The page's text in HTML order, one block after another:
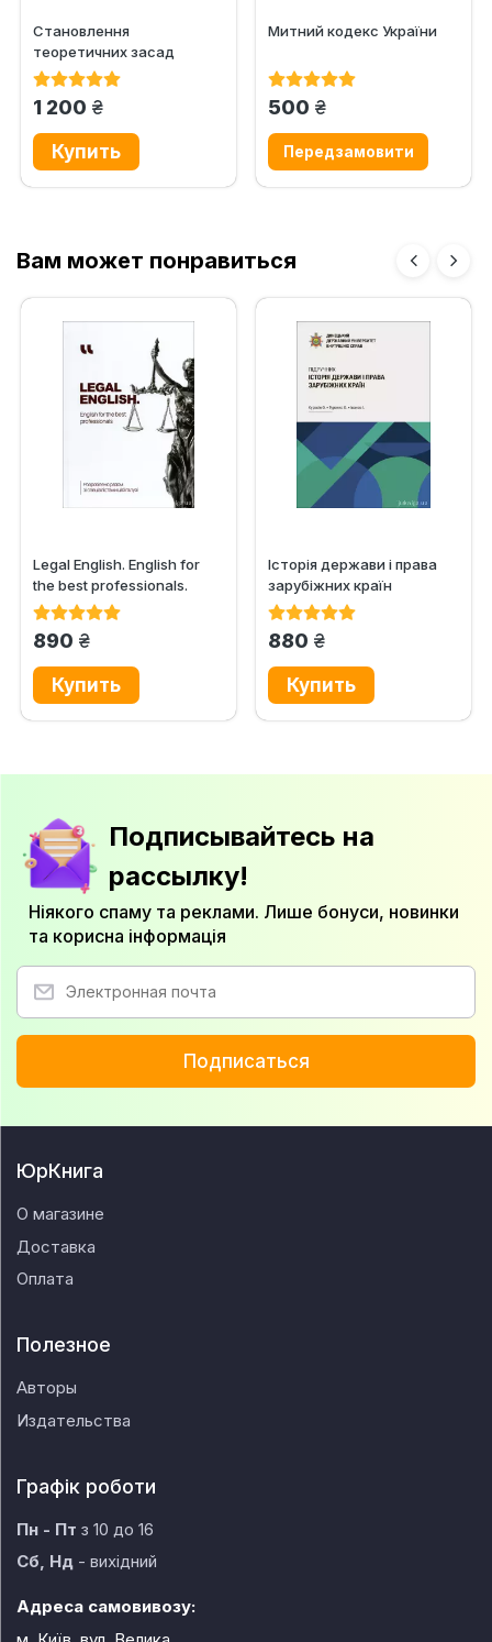
Становлення
теоретичних засад
порівняльно-правових
1 200 грн.
Митний кодекс України
500 грн.
Вам может понравиться
Legal English. English for
the best professionals.
Workbook
890 грн.
Історія держави i права
зарубіжних кpaїн
880 грн.
Подписывайтесь на
рассылку!
Ніякого спаму та реклами. Лише бонуси, новинки
та корисна інформація
Подписаться
ЮрКнига
О магазине
Доставка
Оплата
Полезное
Авторы
Издательства
Графік роботи
Пн - Пт з 10 до 16
Сб, Нд - вихідний
Адреса самовивозу: